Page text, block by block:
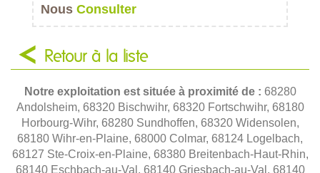
Nous Consulter
Retour à la liste
Notre exploitation est située à proximité de : 68280
Andolsheim, 68320 Bischwihr, 68320 Fortschwihr, 68180
Horbourg-Wihr, 68280 Sundhoffen, 68320 Widensolen,
68180 Wihr-en-Plaine, 68000 Colmar, 68124 Logelbach,
68127 Ste-Croix-en-Plaine, 68380 Breitenbach-Haut-Rhin,
68140 Eschbach-au-Val, 68140 Griesbach-au-Val, 68140